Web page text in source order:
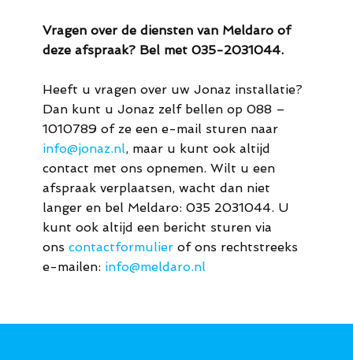
Vragen over de diensten van Meldaro of
deze afspraak? Bel met 035-2031044.
Heeft u vragen over uw Jonaz installatie?
Dan kunt u Jonaz zelf bellen op 088 –
1010789 of ze een e-mail sturen naar
info@jonaz.nl, maar u kunt ook altijd
contact met ons opnemen. Wilt u een
afspraak verplaatsen, wacht dan niet
langer en bel Meldaro: 035 2031044. U
kunt ook altijd een bericht sturen via
ons contactformulier of ons rechtstreeks
e-mailen: info@meldaro.nl